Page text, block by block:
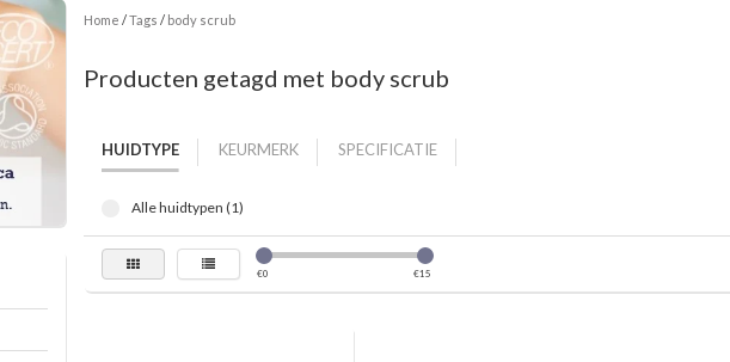
Home /Tags / body scrub
Producten getagd met body scrub
HUIDTYPE KEURMERK SPECIFICATIE
Alle huidtypen (1)
€0 €15